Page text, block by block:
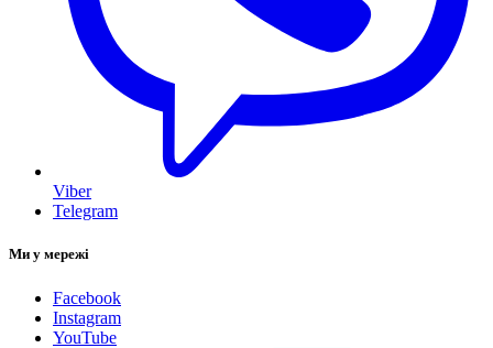
Viber
Telegram
Ми у мережі
Facebook
Instagram
YouTube